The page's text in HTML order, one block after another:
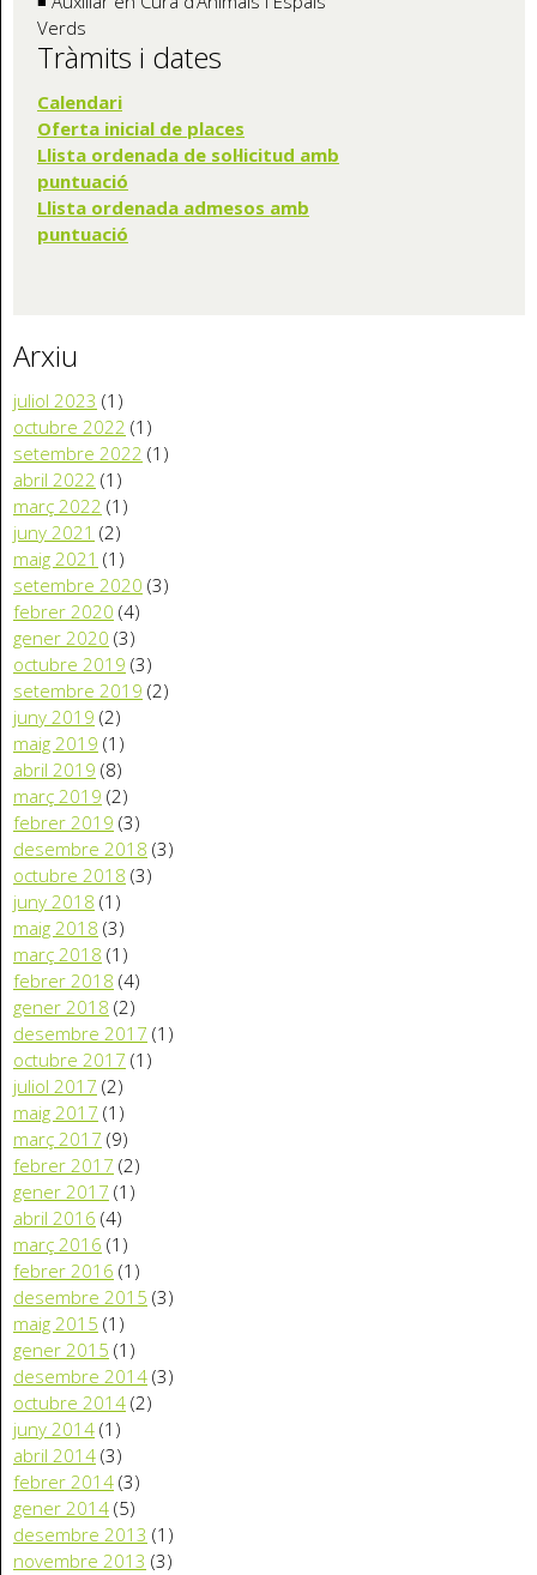
Verds
Tràmits i dates
Calendari
Oferta inicial de places
Llista ordenada de sol·licitud amb
puntuació
Llista ordenada admesos amb
puntuació
Arxiu
juliol 2023 (1)
octubre 2022 (1)
setembre 2022 (1)
abril 2022 (1)
març 2022 (1)
juny 2021 (2)
maig 2021 (1)
setembre 2020 (3)
febrer 2020 (4)
gener 2020 (3)
octubre 2019 (3)
setembre 2019 (2)
juny 2019 (2)
maig 2019 (1)
abril 2019 (8)
març 2019 (2)
febrer 2019 (3)
desembre 2018 (3)
octubre 2018 (3)
juny 2018 (1)
maig 2018 (3)
març 2018 (1)
febrer 2018 (4)
gener 2018 (2)
desembre 2017 (1)
octubre 2017 (1)
juliol 2017 (2)
maig 2017 (1)
març 2017 (9)
febrer 2017 (2)
gener 2017 (1)
abril 2016 (4)
març 2016 (1)
febrer 2016 (1)
desembre 2015 (3)
maig 2015 (1)
gener 2015 (1)
desembre 2014 (3)
octubre 2014 (2)
juny 2014 (1)
abril 2014 (3)
febrer 2014 (3)
gener 2014 (5)
desembre 2013 (1)
novembre 2013 (3)